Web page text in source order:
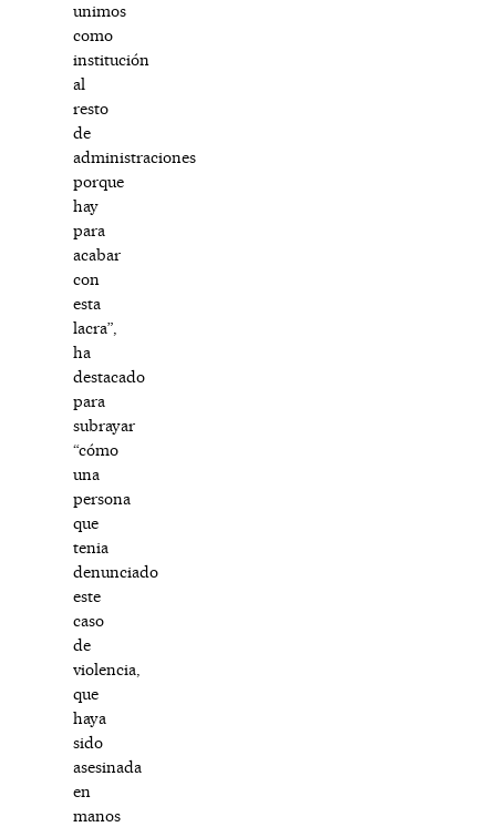
unimos
como
institución
al
resto
de
administraciones
porque
hay
para
acabar
con
esta
lacra”,
ha
destacado
para
subrayar
“cómo
una
persona
que
tenia
denunciado
este
caso
de
violencia,
que
haya
sido
asesinada
en
manos